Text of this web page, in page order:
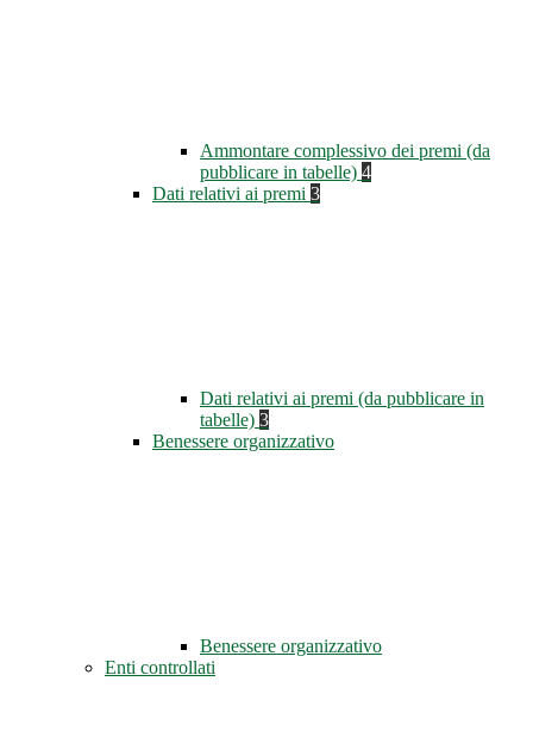
Ammontare complessivo dei premi (da
pubblicare in tabelle) 4
Dati relativi ai premi 3
Dati relativi ai premi (da pubblicare in
tabelle) 3
Benessere organizzativo
Benessere organizzativo
Enti controllati